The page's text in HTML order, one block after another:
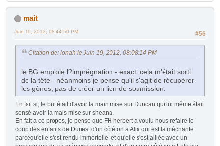
mait
#56
Juin 19, 2012, 08:44:50 PM
Citation de: ionah le Juin 19, 2012, 08:08:14 PM
le BG emploie l?imprégnation - exact. cela m'était sorti
de la tête - néanmoins je pense qu'il s'agit de récupérer
les gènes, pas de créer un lien de soumission.
En fait si, le but était d'avoir la main mise sur Duncan qui lui même était
sensé avoir la mais mise sur sheana.
En fait a ce propos, je pense que FH herbert a voulu nous refaire le
coup des enfants de Dunes: d'un côté on a Alia qui est la méchante
parcequ'elle s'est rendu immortelle et qu'elle s'est alliée avec un